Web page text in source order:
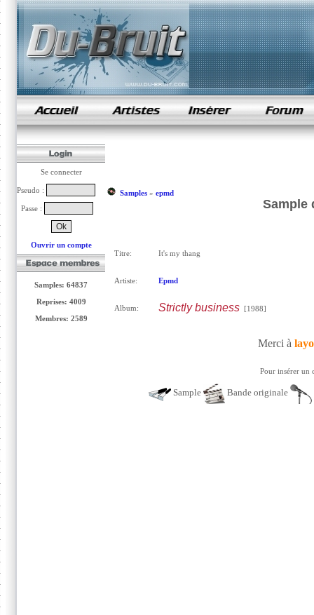
samples de rap
Se connecter
Pseudo :
Passe :
Ouvrir un compte
Samples: 64837
Reprises: 4009
Membres: 2589
Samples» epmd
Sample
Titre: It's my thang
Artiste: Epmd
Album: Strictly business[1988]
Merci à
Pour insérer un
Sample Bande originale